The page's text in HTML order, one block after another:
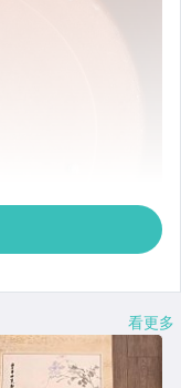
看更多